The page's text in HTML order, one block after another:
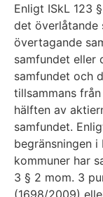
Enligt ISkL 123
det överlåtande
övertagande
samfundet eller
samfundet och
tillsammans
hälften av
samfundet.
begränsningen
kommuner har
3 § 2 mom. 3
(1698/2009)